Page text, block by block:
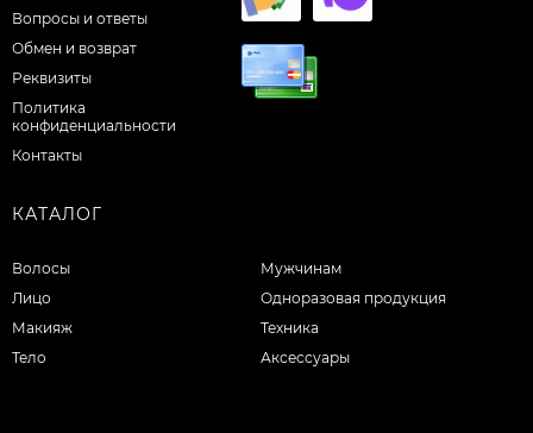
Вопросы и ответы
Обмен и возврат
Реквизиты
Политика
конфиденциальности
Контакты
КАТАЛОГ
Волосы
Лицо
Макияж
Тело
Мужчинам
Одноразовая продукция
Техника
Аксессуары